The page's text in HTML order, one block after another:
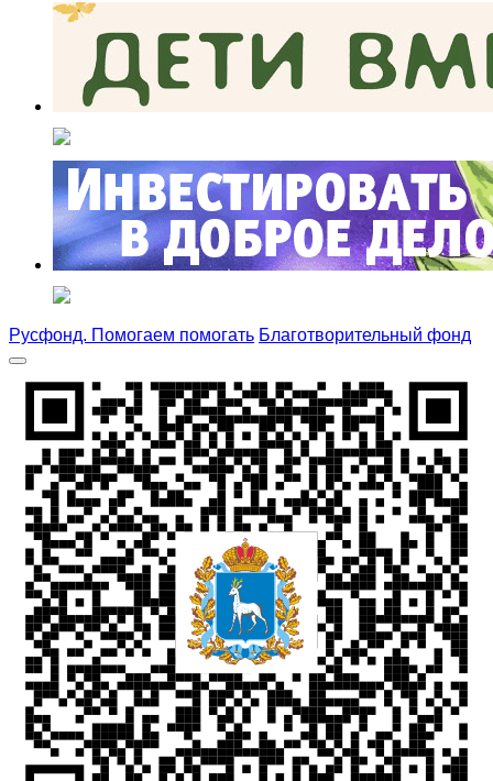
Русфонд. Помогаем помогать Благотворительный фонд